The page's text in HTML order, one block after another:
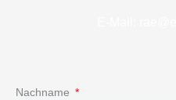
Nachname